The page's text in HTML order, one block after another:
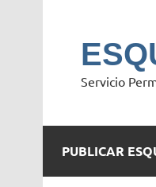
Servicio
PUBLICAR